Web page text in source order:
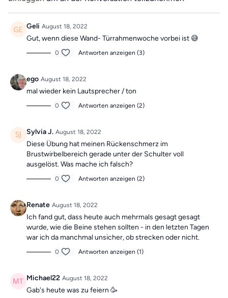
"Vergangene Trainings des Tages".
Geli August 18, 2022
Gut, wenn diese Wand- Türrahmenwoche vorbei ist 😅
0 Antworten anzeigen (3)
ego August 18, 2022
mal wieder kein Lautsprecher / ton
0 Antworten anzeigen (2)
Sylvia J. August 18, 2022
Diese Übung hat meinen Rückenschmerz im
Brustwirbelbereich gerade unter der Schulter voll
ausgelöst. Was mache ich falsch?
0 Antworten anzeigen (2)
Renate August 18, 2022
Ich fand gut, dass heute auch mehrmals gesagt gesagt
wurde, wie die Beine stehen sollten - in den letzten Tagen
war ich da manchmal unsicher, ob strecken oder nicht.
0 Antworten anzeigen (1)
Michael22 August 18, 2022
Gab's heute was zu feiern 🥳